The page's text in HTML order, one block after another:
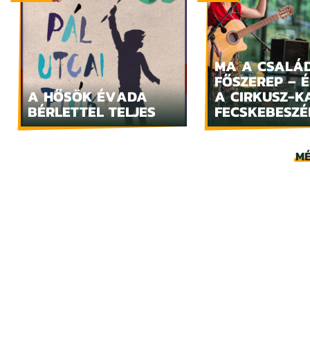
A HŐSÖK ÉVADA
BÉRLETTEL TELJES
MA A
FŐSZEREP –
A CIRKUSZ-